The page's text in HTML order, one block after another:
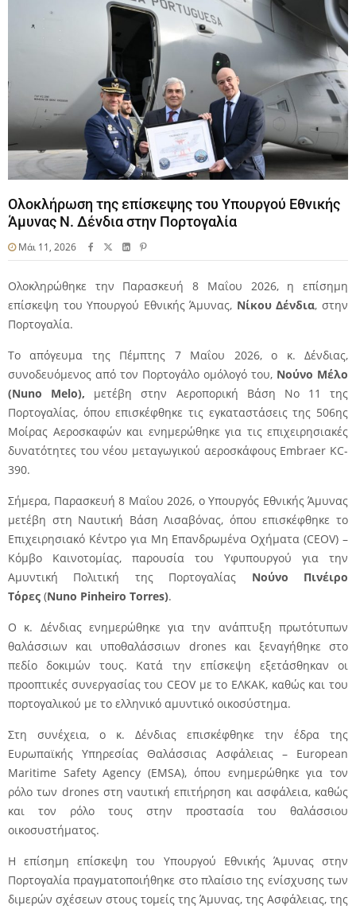
Ολοκλήρωση της επίσκεψης του Υπουργού Εθνικής
Άμυνας Ν. Δένδια στην Πορτογαλία
Μάι 11, 2026
Oλοκληρώθηκε την Παρασκευή 8 Μαΐου 2026, η επίσημη
επίσκεψη του Υπουργού Εθνικής Άμυνας, Νίκου Δένδια, στην
Πορτογαλία.
Το απόγευμα της Πέμπτης 7 Μαΐου 2026, ο κ. Δένδιας,
συνοδευόμενος από τον Πορτογάλο ομόλογό του, Νούνο Μέλο
(Nuno Melo), μετέβη στην Αεροπορική Βάση No 11 της
Πορτογαλίας, όπου επισκέφθηκε τις εγκαταστάσεις της 506ης
Μοίρας Αεροσκαφών και ενημερώθηκε για τις επιχειρησιακές
δυνατότητες του νέου μεταγωγικού αεροσκάφους Embraer KC-
390.
Σήμερα, Παρασκευή 8 Μαΐου 2026, ο Υπουργός Εθνικής Άμυνας
μετέβη στη Ναυτική Βάση Λισαβόνας, όπου επισκέφθηκε το
Επιχειρησιακό Κέντρο για Μη Επανδρωμένα Οχήματα (CEOV) –
Κόμβο Καινοτομίας, παρουσία του Υφυπουργού για την
Αμυντική Πολιτική της Πορτογαλίας Νούνο Πινέιρο
Τόρες (Nuno Pinheiro Torres).
Ο κ. Δένδιας ενημερώθηκε για την ανάπτυξη πρωτότυπων
θαλάσσιων και υποθαλάσσιων drones και ξεναγήθηκε στο
πεδίο δοκιμών τους. Κατά την επίσκεψη εξετάσθηκαν οι
προοπτικές συνεργασίας του CEOV με το ΕΛΚΑΚ, καθώς και του
πορτογαλικού με το ελληνικό αμυντικό οικοσύστημα.
Στη συνέχεια, ο κ. Δένδιας επισκέφθηκε την έδρα της
Ευρωπαϊκής Υπηρεσίας Θαλάσσιας Ασφάλειας – European
Maritime Safety Agency (EMSA), όπου ενημερώθηκε για τον
ρόλο των drones στη ναυτική επιτήρηση και ασφάλεια, καθώς
και τον ρόλο τους στην προστασία του θαλάσσιου
οικοσυστήματος.
Η επίσημη επίσκεψη του Υπουργού Εθνικής Άμυνας στην
Πορτογαλία πραγματοποιήθηκε στο πλαίσιο της ενίσχυσης των
διμερών σχέσεων στους τομείς της Άμυνας, της Ασφάλειας, της